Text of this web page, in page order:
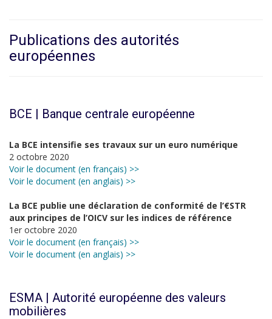
Publications des autorités
européennes
BCE | Banque centrale européenne
La BCE intensifie ses travaux sur un euro numérique
2 octobre 2020
Voir le document (en français) >>
Voir le document (en anglais) >>
La BCE publie une déclaration de conformité de l’€STR
aux principes de l’OICV sur les indices de référence
1er octobre 2020
Voir le document (en français) >>
Voir le document (en anglais) >>
ESMA | Autorité européenne des valeurs
mobilières